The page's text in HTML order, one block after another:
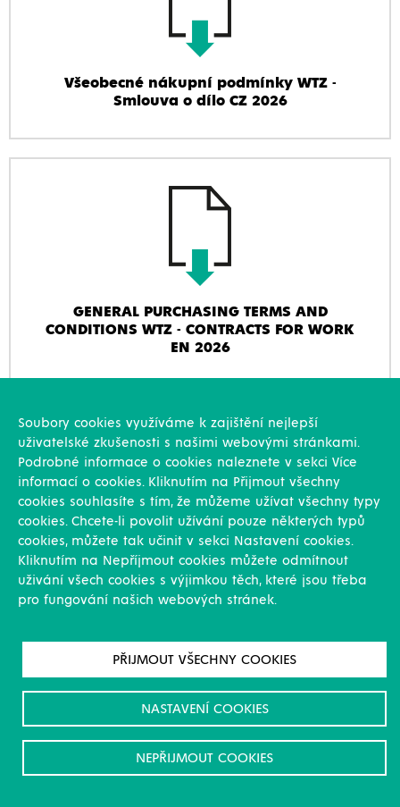
Všeobecné nákupní podmínky WTZ -
Smlouva o dílo CZ 2026
GENERAL PURCHASING TERMS AND
CONDITIONS WTZ - CONTRACTS FOR WORK
EN 2026
Všeobecné nákupní podmínky WTZ- Kupní
smlouva CZ 2026
Soubory cookies využíváme k zajištění nejlepší
uživatelské zkušenosti s našimi webovými stránkami.
Podrobné informace o cookies naleznete v sekci Více
informací o cookies. Kliknutím na Přijmout všechny
cookies souhlasíte s tím, že můžeme užívat všechny typy
cookies. Chcete-li povolit užívání pouze některých typů
cookies, můžete tak učinit v sekci Nastavení cookies.
Kliknutím na Nepříjmout cookies můžete odmítnout
uživání všech cookies s výjimkou těch, které jsou třeba
pro fungování našich webových stránek.
PŘIJMOUT VŠECHNY COOKIES
NASTAVENÍ COOKIES
NEPŘIJMOUT COOKIES